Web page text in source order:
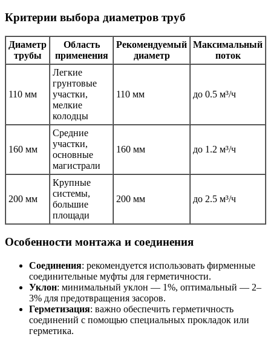
Критерии выбора диаметров труб
Диаметр
трубы
Область
применения
Рекомендуемый
диаметр
Максимальный
поток
110 мм
Легкие
грунтовые
участки,
мелкие
колодцы
110 мм до 0.5 м³/ч
160 мм
Средние
участки,
основные
магистрали
160 мм до 1.2 м³/ч
200 мм
Крупные
системы,
большие
площади
200 мм до 2.5 м³/ч
Особенности монтажа и соединения
Соединения: рекомендуется использовать фирменные
соединительные муфты для герметичности.
Уклон: минимальный уклон — 1%, оптимальный — 2–
3% для предотвращения засоров.
Герметизация: важно обеспечить герметичность
соединений с помощью специальных прокладок или
герметика.